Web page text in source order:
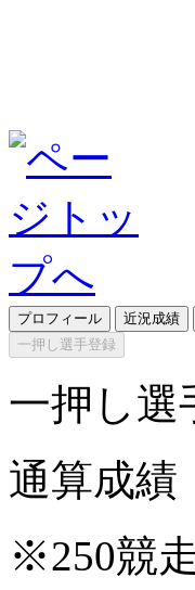
プロフィール 近況成績
一押し選手登録
一押し選
通算成績
※250競